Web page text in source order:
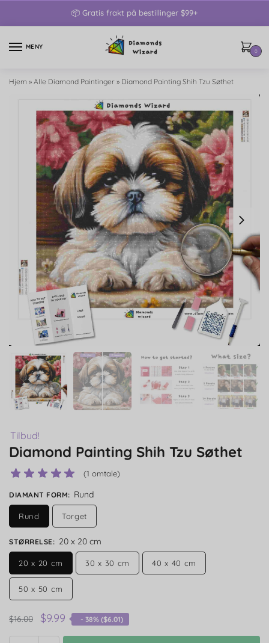
📦 Gratis frakt på bestillinger $99+
MENY
0
Hjem » Alle Diamond Paintinger » Diamond Painting Shih Tzu Søthet
Tilbud!
Diamond Painting Shih Tzu Søthet
(1 omtale)
DIAMANT FORM: Rund
Rund Torget
STØRRELSE: 20 x 20 cm
20 x 20 cm 30 x 30 cm 40 x 40 cm
50 x 50 cm
$16.00 $9.99 - 38% ($6.01)